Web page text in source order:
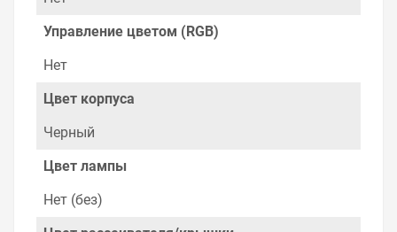
Управление цветом (RGB)
Нет
Цвет корпуса
Черный
Цвет лампы
Нет (без)